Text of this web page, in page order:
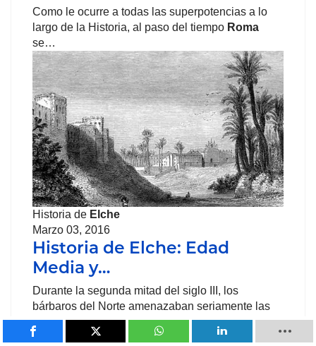
Como le ocurre a todas las superpotencias a lo
largo de la Historia, al paso del tiempo Roma
se…
Historia de Elche
Marzo 03, 2016
Historia de Elche: Edad
Media y…
Durante la segunda mitad del siglo III, los
bárbaros del Norte amenazaban seriamente las
fronteras…